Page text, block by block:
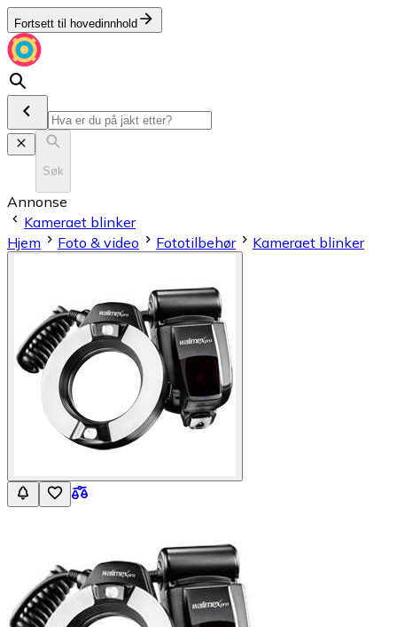
Fortsett til hovedinnhold
Søk
Annonse
Kameraet blinker
Hjem
Foto & video Fototilbehør Kameraet blinker